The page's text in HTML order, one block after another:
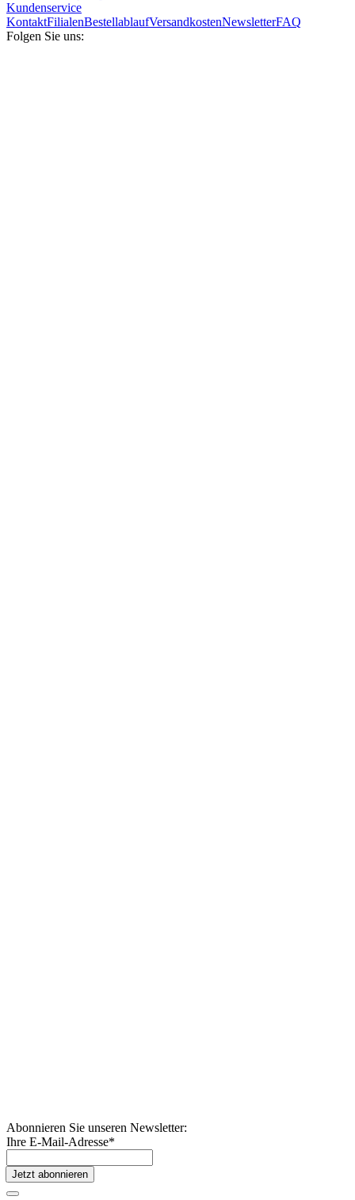
Kundenservice
KontaktFilialenBestellablaufVersandkostenNewsletterFAQ
Folgen Sie uns:
Abonnieren Sie unseren Newsletter:
Ihre E-Mail-Adresse*
Jetzt abonnieren